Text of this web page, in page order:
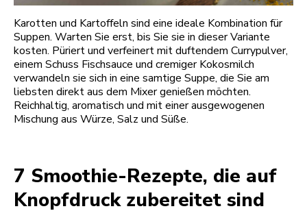
Karotten und Kartoffeln sind eine ideale Kombination für
Suppen. Warten Sie erst, bis Sie sie in dieser Variante
kosten. Püriert und verfeinert mit duftendem Currypulver,
einem Schuss Fischsauce und cremiger Kokosmilch
verwandeln sie sich in eine samtige Suppe, die Sie am
liebsten direkt aus dem Mixer genießen möchten.
Reichhaltig, aromatisch und mit einer ausgewogenen
Mischung aus Würze, Salz und Süße.
7 Smoothie-Rezepte, die auf
Knopfdruck zubereitet sind